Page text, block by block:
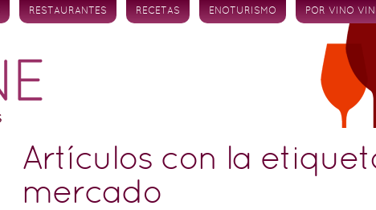
RESTAURANTES RECETAS ENOTURISMO POR VINO
Artículos con la
mercado